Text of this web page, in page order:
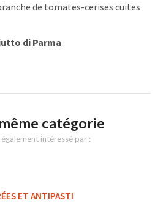
de tomates-cerises cuites
di Parma
catégorie
intéressé par :
ET ANTIPASTI